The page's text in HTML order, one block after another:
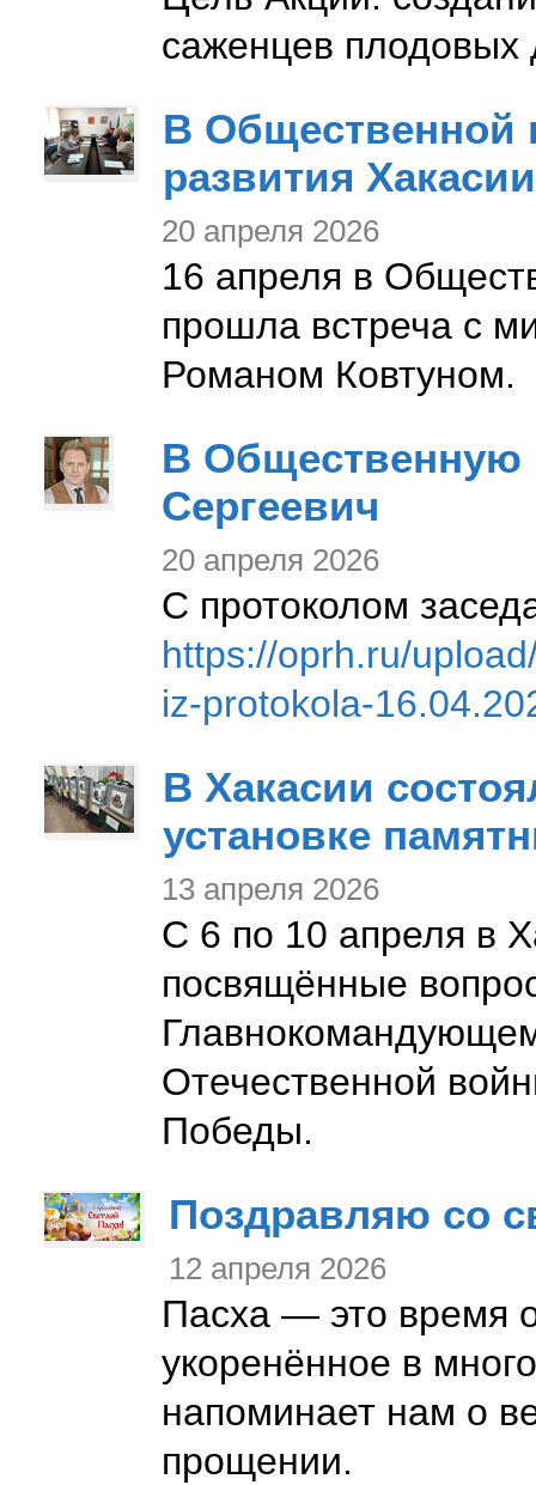
саженцев плодовых
В Общественной
развития Хакасии
20 апреля 2026
16 апреля в
прошла встреча с
Романом Ковтуном.
В Общественную
Сергеевич
20 апреля 2026
С протоколом
https://oprh.ru/
iz-protokola-
В Хакасии
установке
13 апреля 2026
С 6 по 10 апреля в
посвящённые
Отечественной
Победы.
Поздравляю со
12 апреля 2026
Пасха — это время
укоренённое в
напоминает нам о
прощении.